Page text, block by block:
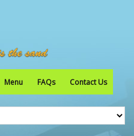
Menu FAQs Contact Us